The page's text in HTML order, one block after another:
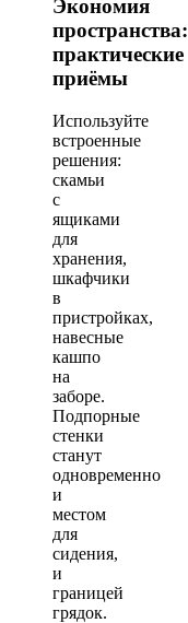
Экономия
пространства:
практические
приёмы
Используйте
встроенные
решения:
скамьи
с
ящиками
для
хранения,
шкафчики
в
пристройках,
навесные
кашпо
на
заборе.
Подпорные
стенки
станут
одновременно
и
местом
для
сидения,
и
границей
грядок.